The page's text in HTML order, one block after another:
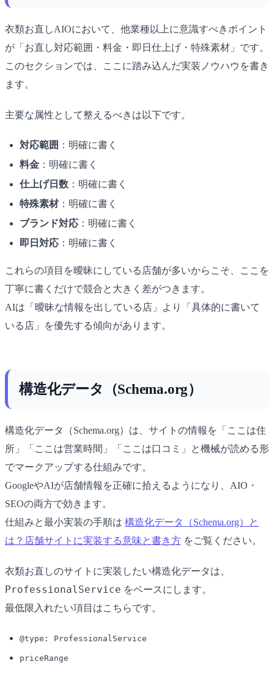
衣類お直しAIOにおいて、他業種以上に意識すべきポイント
が「お直し対応範囲・料金・即日仕上げ・特殊素材」です。
このセクションでは、ここに踏み込んだ実装ノウハウを書き
ます。
主要な属性として整えるべきは以下です。
対応範囲 ：明確に書く
料金 ：明確に書く
仕上げ日数 ：明確に書く
特殊素材：明確に書く
ブランド対応 ：明確に書く
即日対応 ：明確に書く
これらの項目を曖昧にしている店舗が多いからこそ、ここを
丁寧に書くだけで競合と大きく差がつきます。
AIは「曖昧な情報を出している店」より「具体的に書いて
いる店」を優先する傾向があります。
構造化データ（Schema.org）
構造化データ（Schema.org）は、サイトの情報を「ここは住
所」「ここは営業時間」「ここは口コミ」と機械が読める形
でマークアップする仕組みです。
GoogleやAIが店舗情報を正確に拾えるようになり、AIO・
SEOの両方で効きます。
仕組みと最小実装の手順は 構造化データ（Schema.org）と
は？店舗サイトに実装する意味と書き方 をご覧ください。
衣類お直しのサイトに実装したい構造化データは、
ProfessionalService をベースにします。
最低限入れたい項目はこちらです。
@type: ProfessionalService
priceRange